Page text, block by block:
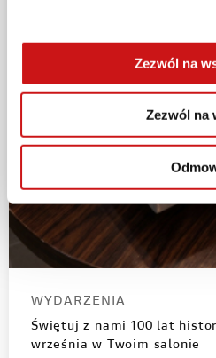
Zezwól na
Zezwól na
WYDARZENIA
Świętuj z nami 100 lat
września w Twoim salonie